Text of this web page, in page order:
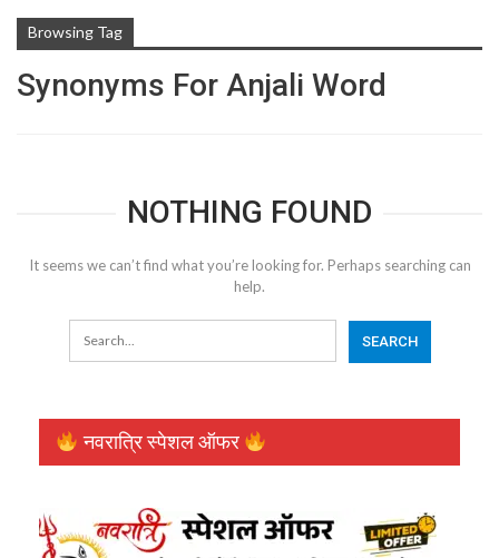
Browsing Tag
Synonyms For Anjali Word
NOTHING FOUND
It seems we can’t find what you’re looking for. Perhaps searching can
help.
नवरात्रि स्पेशल ऑफर